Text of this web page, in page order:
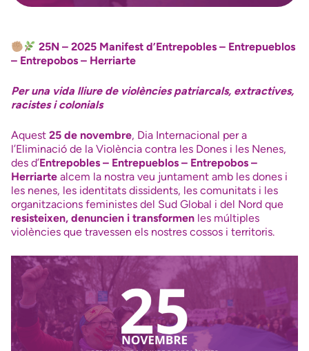
25N – 2025 Manifest d’Entrepobles – Entrepueblos
– Entrepobos – Herriarte
Per una vida lliure de violències patriarcals, extractives,
racistes i colonials
Aquest 25 de novembre, Dia Internacional per a
l’Eliminació de la Violència contra les Dones i les Nenes,
des d’Entrepobles – Entrepueblos – Entrepobos –
Herriarte alcem la nostra veu juntament amb les dones i
les nenes, les identitats dissidents, les comunitats i les
organitzacions feministes del Sud Global i del Nord que
resisteixen, denuncien i transformen les múltiples
violències que travessen els nostres cossos i territoris.